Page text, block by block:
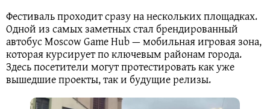
Фестиваль проходит сразу на нескольких площадках.
Одной из самых заметных стал брендированный
автобус Moscow Game Hub — мобильная игровая зона,
которая курсирует по ключевым районам города.
Здесь посетители могут протестировать как уже
вышедшие проекты, так и будущие релизы.